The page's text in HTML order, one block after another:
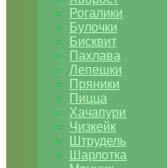
Рогалики
Булочки
Бисквит
Пахлава
Лепешки
Пряники
Пицца
Хачапури
Чизкейк
Штрудель
Шарлотка